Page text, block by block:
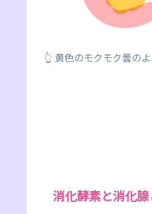
👆 黄色のモクモク曇の
消化酵素と消化